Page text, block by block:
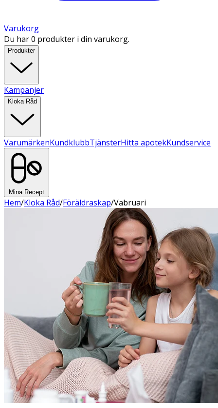
Varukorg
Du har 0 produkter i din varukorg.
Produkter
Kampanjer
Kloka Råd
VarumärkenKundklubbTjänsterHitta apotekKundservice
Mina Recept
Hem/Kloka Råd/Föräldraskap/Vabruari